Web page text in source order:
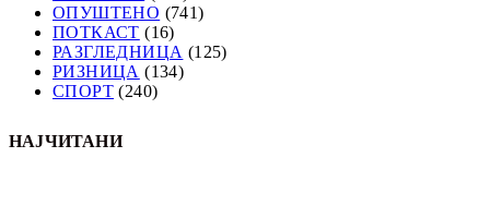
ОПУШТЕНО (741)
ПОТКАСТ (16)
РАЗГЛЕДНИЦА (125)
РИЗНИЦА (134)
СПОРТ (240)
НАЈЧИТАНИ